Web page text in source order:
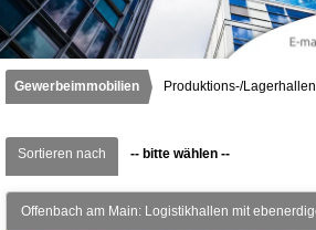
Gewerbeimmobilien Produktions-/Lagerhallen
Sortieren nach -- bitte wählen --